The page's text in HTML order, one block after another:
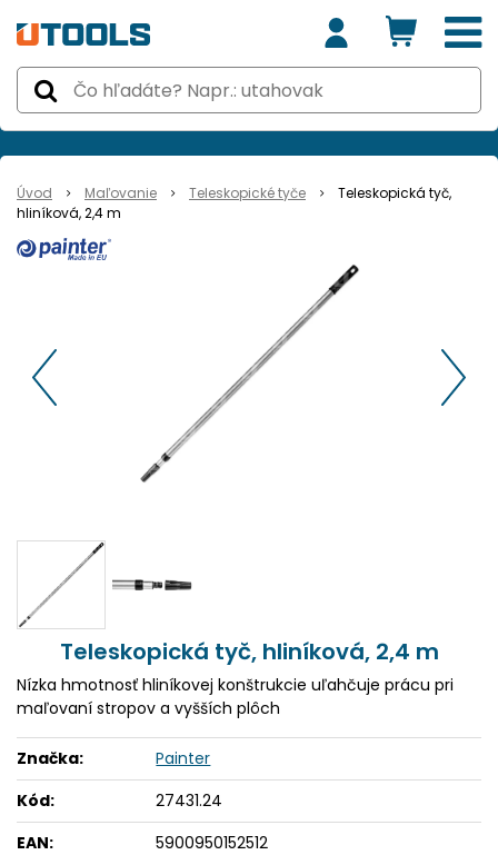
Úvod Maľovanie Teleskopické tyče
Teleskopická tyč,
hliníková, 2,4 m
Teleskopická tyč, hliníková, 2,4 m
Nízka hmotnosť hliníkovej konštrukcie uľahčuje prácu pri
maľovaní stropov a vyšších plôch
Značka:
Painter
Kód:
27431.24
EAN:
5900950152512